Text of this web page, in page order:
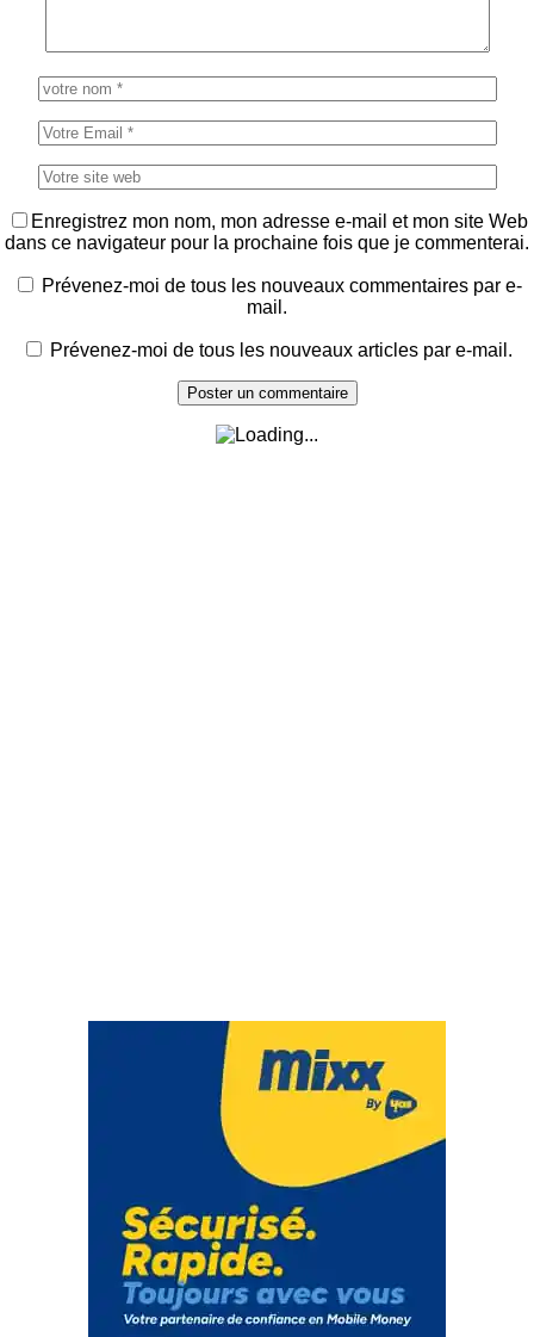
Enregistrez mon nom, mon adresse e-mail et mon site Web
dans ce navigateur pour la prochaine fois que je commenterai.
Prévenez-moi de tous les nouveaux commentaires par e-
mail.
Prévenez-moi de tous les nouveaux articles par e-mail.